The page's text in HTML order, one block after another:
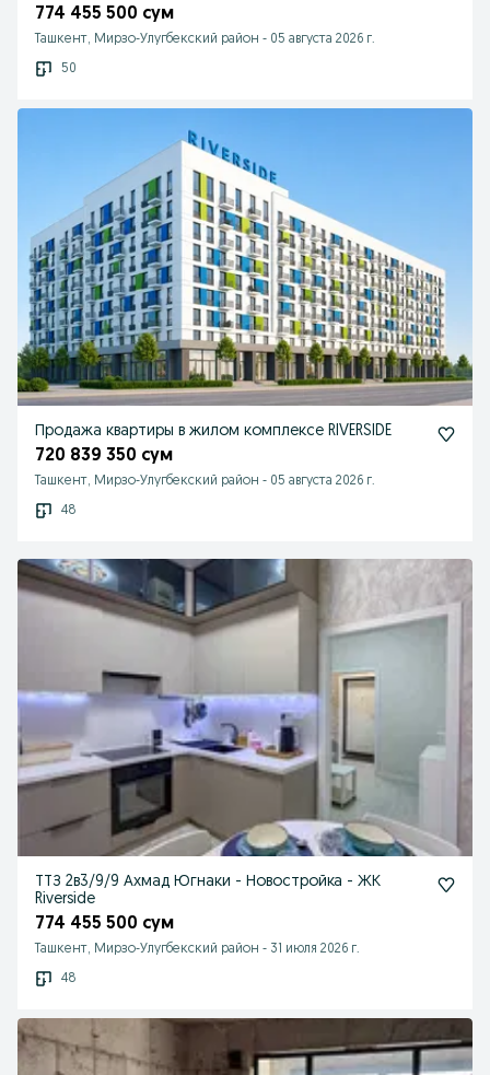
774 455 500 сум
Ташкент, Мирзо-Улугбекский район - 05 августа 2026 г.
50
Продажа квартиры в жилом комплексе RIVERSIDE
720 839 350 сум
Ташкент, Мирзо-Улугбекский район - 05 августа 2026 г.
48
ТТЗ 2в3/9/9 Ахмад Югнаки - Новостройка - ЖК
Riverside
774 455 500 сум
Ташкент, Мирзо-Улугбекский район - 31 июля 2026 г.
48